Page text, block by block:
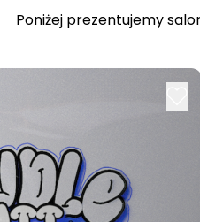
Poniżej prezentujemy